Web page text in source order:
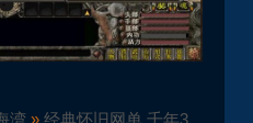
湾 »经典怀旧网单,千年3